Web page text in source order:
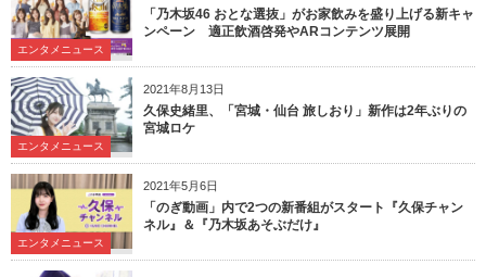
エンタメニュース
「乃木坂46 おとな選抜」がお家飲みを盛り上げる新キャ
ンペーン 適正飲酒啓発やARコンテンツ展開
2021年8月13日
エンタメニュース
久保史緒里、「宮城・仙台 旅しおり」新作は2年ぶりの
宮城ロケ
2021年5月6日
エンタメニュース
「のぎ動画」内で2つの新番組がスタート『久保チャン
ネル』＆『乃木坂あそぶだけ』